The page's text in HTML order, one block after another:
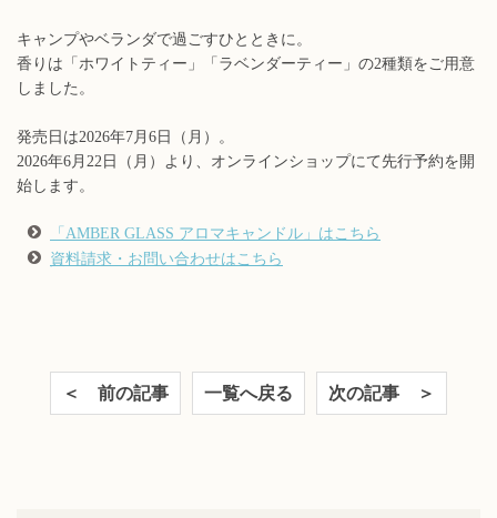
キャンプやベランダで過ごすひとときに。
香りは「ホワイトティー」「ラベンダーティー」の2種類をご用意
しました。
発売日は2026年7月6日（月）。
2026年6月22日（月）より、オンラインショップにて先行予約を開
始します。
「AMBER GLASS アロマキャンドル」はこちら
資料請求・お問い合わせはこちら
＜ 前の記事 一覧へ戻る 次の記事 ＞